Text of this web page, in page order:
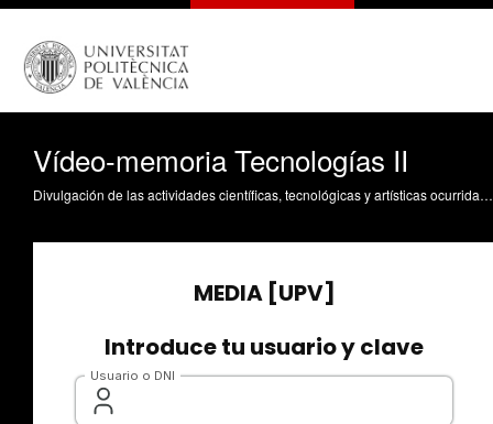
Vídeo-memoria Tecnologías II
Divulgación de las actividades científicas, tecnológicas y artísticas ocurridas en los tres campus de la UPV